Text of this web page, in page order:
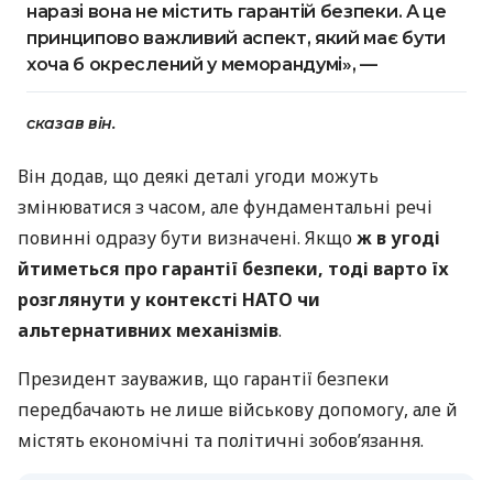
наразі вона не містить гарантій безпеки. А це
принципово важливий аспект, який має бути
хоча б окреслений у меморандумі», —
сказав він.
Він додав, що деякі деталі угоди можуть
змінюватися з часом, але фундаментальні речі
повинні одразу бути визначені. Якщож в угоді
йтиметься про гарантії безпеки, тоді варто їх
розглянути у контексті НАТО чи
альтернативних механізмів.
Президент зауважив, що гарантії безпеки
передбачають не лише військову допомогу, але й
містять економічні та політичні зобов’язання.